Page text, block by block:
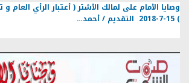
وصايا الأمام على لمالك الأشتر ( أعتبار الرأي العام
) 15-7-2018 التقديم / أحمد…